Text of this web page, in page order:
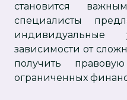
становится
специалисты
зависимости от
получить
ограниченных